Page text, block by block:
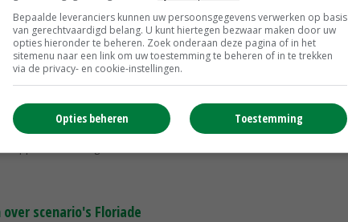
coalitiepartijen in de gemeenteraad van Almere lijken voorstander
de Floriade in 2022.
Floriade niet meer zitten
van de inwoners van Almere vindt dat de eigen gemeente
met de organisatie van de Floriade in 2022.
scenario's Floriade
Bepaalde leveranciers kunnen uw persoonsgegevens verwerken op basis
van gerechtvaardigd belang. U kunt hiertegen bezwaar maken door uw
opties hieronder te beheren. Zoek onderaan deze pagina of in het
sitemenu naar een link om uw toestemming te beheren of in te trekken
via de privacy- en cookie-instellingen.
Toestemming
Opties beheren